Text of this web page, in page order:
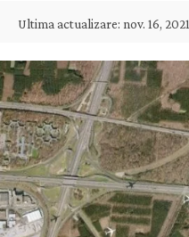
Ultima actualizare: nov. 16, 2021